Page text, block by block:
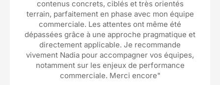
contenus concrets, ciblés et très orientés
terrain, parfaitement en phase avec mon équipe
commerciale. Les attentes ont même été
dépassées grâce à une approche pragmatique et
directement applicable. Je recommande
vivement Nadia pour accompagner vos équipes,
notamment sur les enjeux de performance
commerciale. Merci encore"